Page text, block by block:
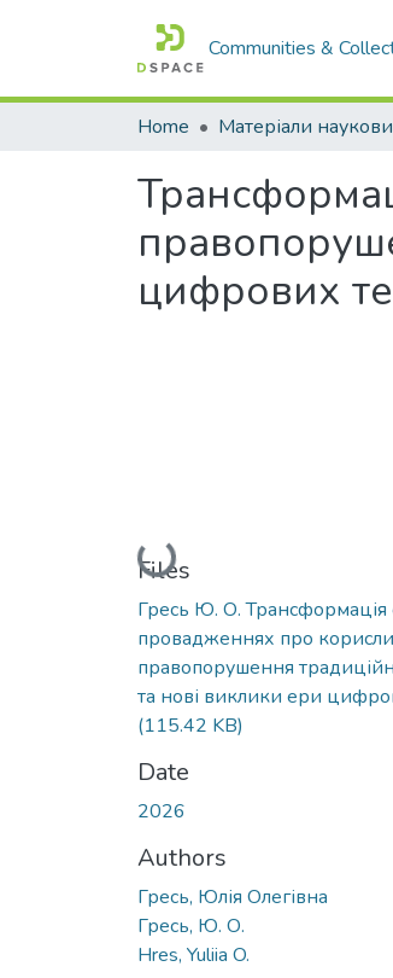
Communities &
Home
цифрових
Loading...
Files
Гресь Ю. О. Трансформація
провадженнях про
правопорушення
та нові виклики ери
(115.42 KB)
Date
2026
Authors
Гресь, Юлія Олегівна
Гресь, Ю. О.
Hres, Yuliia O.